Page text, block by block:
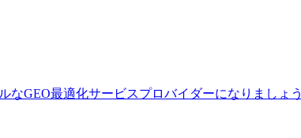
なGEO最適化サービスプロバイダーになりましょう